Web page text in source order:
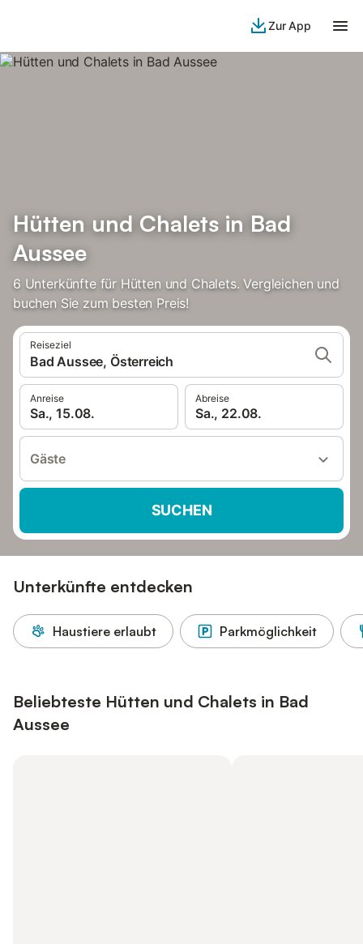
Zur App
Hütten und Chalets in Bad
Aussee
6 Unterkünfte für Hütten und Chalets. Vergleichen und
buchen Sie zum besten Preis!
Reiseziel
Bad Aussee, Österreich
Anreise
Sa., 15.08.
Abreise
Sa., 22.08.
Gäste
SUCHEN
Unterkünfte entdecken
Haustiere erlaubt Parkmöglichkeit
Beliebteste Hütten und Chalets in Bad
Aussee